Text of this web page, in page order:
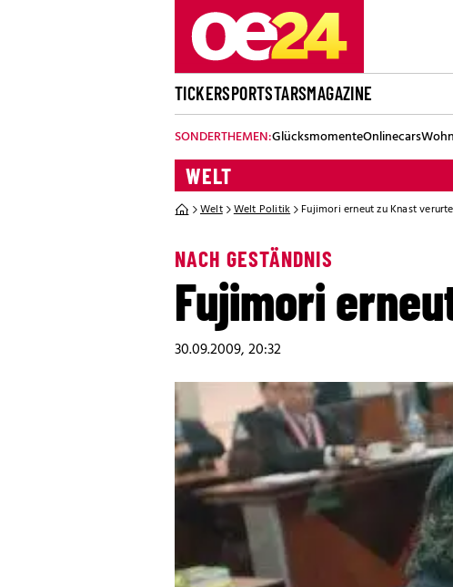
TICKERSPORTSTARSMAGAZINE
SONDERTHEMEN:GlücksmomenteOnlinecars
WELT
Welt Welt Politik Fujimori erneut zu Knast
NACH GESTÄNDNIS
Fujimori
30.09.2009, 20:32